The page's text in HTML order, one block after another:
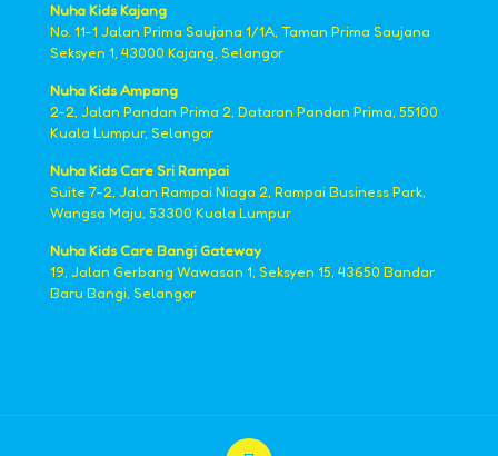
Nuha Kids Kajang
No. 11-1 Jalan Prima Saujana 1/1A, Taman Prima Saujana
Seksyen 1, 43000 Kajang, Selangor
Nuha Kids Ampang
2-2, Jalan Pandan Prima 2, Dataran Pandan Prima, 55100
Kuala Lumpur, Selangor
Nuha Kids Care Sri Rampai
Suite 7-2, Jalan Rampai Niaga 2, Rampai Business Park,
Wangsa Maju, 53300 Kuala Lumpur
Nuha Kids Care Bangi Gateway
19, Jalan Gerbang Wawasan 1, Seksyen 15, 43650 Bandar
Baru Bangi, Selangor